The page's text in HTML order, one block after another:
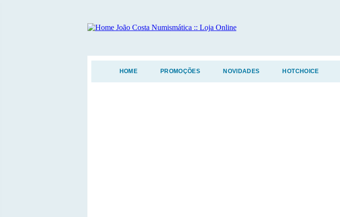
HOME PROMOÇÕES NOVIDADES HOTCHOICE